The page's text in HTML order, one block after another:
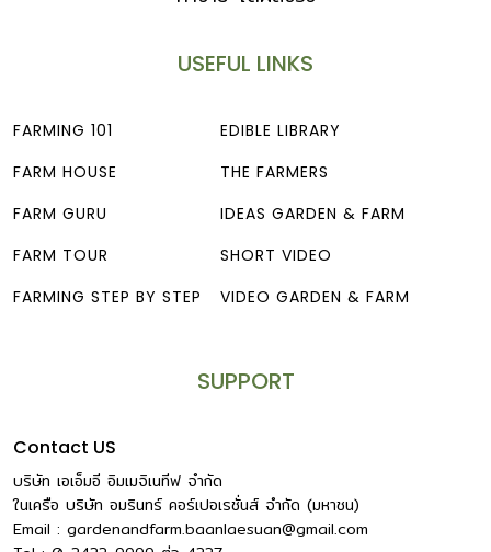
USEFUL LINKS
FARMING 101
FARM HOUSE
FARM GURU
FARM TOUR
FARMING STEP BY STEP
EDIBLE LIBRARY
THE FARMERS
IDEAS GARDEN & FARM
SHORT VIDEO
VIDEO GARDEN & FARM
SUPPORT
Contact US
บริษัท เอเอ็มอี อิมเมจิเนทีฟ จำกัด
ในเครือ บริษัท อมรินทร์ คอร์เปอเรชั่นส์ จำกัด (มหาชน)
Email : gardenandfarm.baanlaesuan@gmail.com